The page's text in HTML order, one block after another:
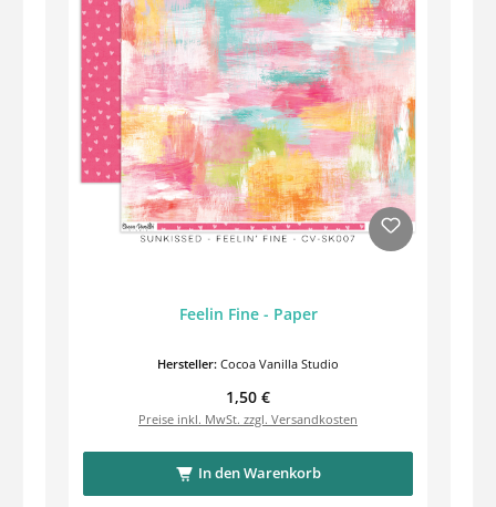
Feelin Fine - Paper
Hersteller: Cocoa Vanilla Studio
Regulärer Preis:
1,50 €
Preise inkl. MwSt. zzgl. Versandkosten
In den Warenkorb